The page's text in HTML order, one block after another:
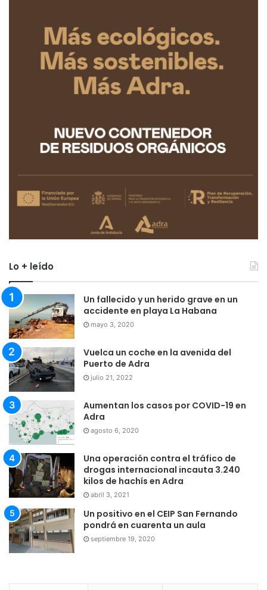
Lo + leído
Un fallecido y un herido grave en un
accidente en playa La Habana
mayo 3, 2020
Vuelca un coche en la avenida del
Puerto de Adra
julio 21, 2022
Aumentan los casos por COVID-19 en
Adra
agosto 6, 2020
Una operación contra el tráfico de
drogas internacional incauta 3.240
kilos de hachís en Adra
abril 3, 2021
Un positivo en el CEIP San Fernando
pondrá en cuarenta un aula
septiembre 19, 2020